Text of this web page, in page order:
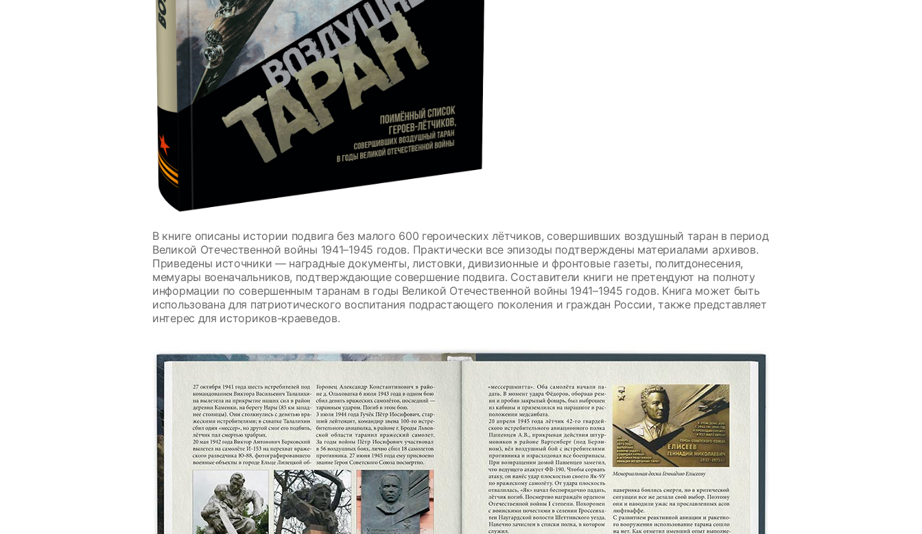
В книге описаны истории подвига без малого 600 героических лётчиков, совершивших воздушный таран в период
Великой Отечественной войны 1941–1945 годов. Практически все эпизоды подтверждены материалами архивов.
Приведены источники — наградные документы, листовки, дивизионные и фронтовые газеты, политдонесения,
мемуары военачальников, подтверждающие совершение подвига. Составители книги не претендуют на полноту
информации по совершенным таранам в годы Великой Отечественной войны 1941–1945 годов. Книга может быть
использована для патриотического воспитания подрастающего поколения и граждан России, также представляет
интерес для историков-краеведов.